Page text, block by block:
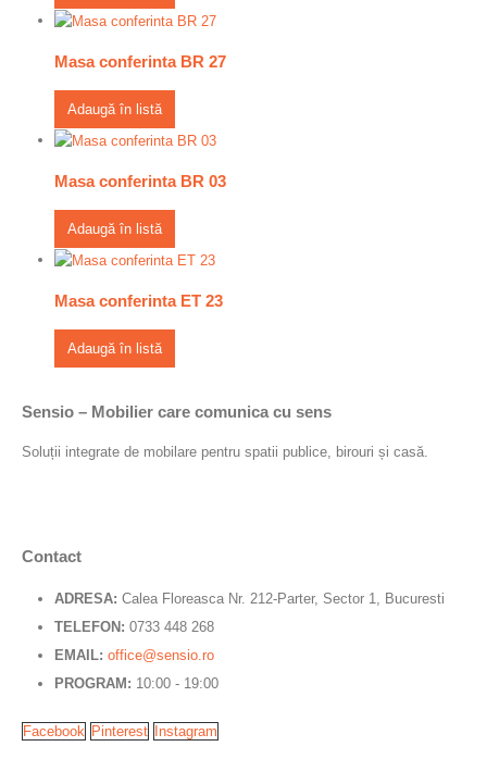
Masa conferinta BR 27
Adaugă în listă
Masa conferinta BR 03
Adaugă în listă
Masa conferinta ET 23
Adaugă în listă
Sensio – Mobilier care comunica cu sens
Soluții integrate de mobilare pentru spatii publice, birouri și casă.
Contact
ADRESA: Calea Floreasca Nr. 212-Parter, Sector 1, Bucuresti
TELEFON: 0733 448 268
EMAIL: office@sensio.ro
PROGRAM: 10:00 - 19:00
Facebook Pinterest Instagram